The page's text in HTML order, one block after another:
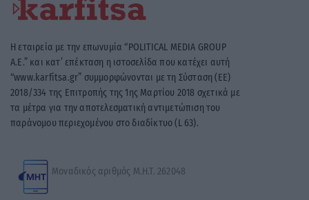
Η εταιρεία με την επωνυμία “POLITICAL MEDIA GROUP
A.E.” και κατ’ επέκταση η ιστοσελίδα που κατέχει αυτή
“www.karfitsa.gr” συμμορφώνονται με τη Σύσταση (ΕΕ)
2018/334 της Επιτροπής της 1ης Μαρτίου 2018 σχετικά με
τα μέτρα για την αποτελεσματική αντιμετώπιση του
παράνομου περιεχομένου στο διαδίκτυο (L 63).
Μοναδικός αριθμός Μ.Η.Τ. 262048